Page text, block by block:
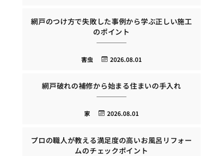
網戸のつけ方で失敗した事例から学ぶ正しい施工
のポイント
2026.08.01
害虫
網戸破れの補修から始まる住まいの手入れ
2026.08.01
家
プロの職人が教える満足度の高いお風呂リフォー
ムのチェックポイント